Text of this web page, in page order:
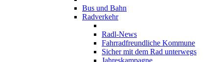
Bus und Bahn
Radverkehr
Radl-News
Fahrradfreundliche Kommune
Sicher mit dem Rad unterwegs